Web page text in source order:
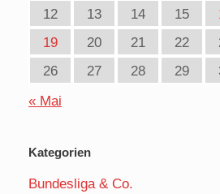
12
13 14 15
19
20 21 22
26
27 28 29
« Mai
Kategorien
Bundesliga & Co.